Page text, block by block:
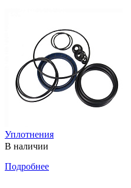
Уплотнения
В наличии
Подробнее